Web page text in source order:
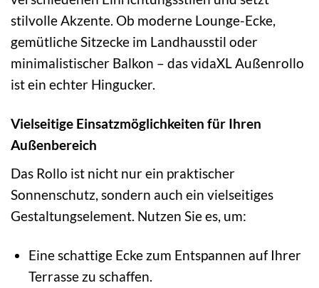
stilvolle Akzente. Ob moderne Lounge-Ecke,
gemütliche Sitzecke im Landhausstil oder
minimalistischer Balkon – das vidaXL Außenrollo
ist ein echter Hingucker.
Vielseitige Einsatzmöglichkeiten für Ihren
Außenbereich
Das Rollo ist nicht nur ein praktischer
Sonnenschutz, sondern auch ein vielseitiges
Gestaltungselement. Nutzen Sie es, um:
Eine schattige Ecke zum Entspannen auf Ihrer
Terrasse zu schaffen.